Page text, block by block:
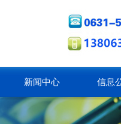
新闻中心 信息